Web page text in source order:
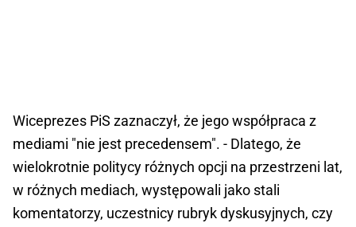
Wiceprezes PiS zaznaczył, że jego współpraca z
mediami "nie jest precedensem". - Dlatego, że
wielokrotnie politycy różnych opcji na przestrzeni lat,
w różnych mediach, występowali jako stali
komentatorzy, uczestnicy rubryk dyskusyjnych, czy